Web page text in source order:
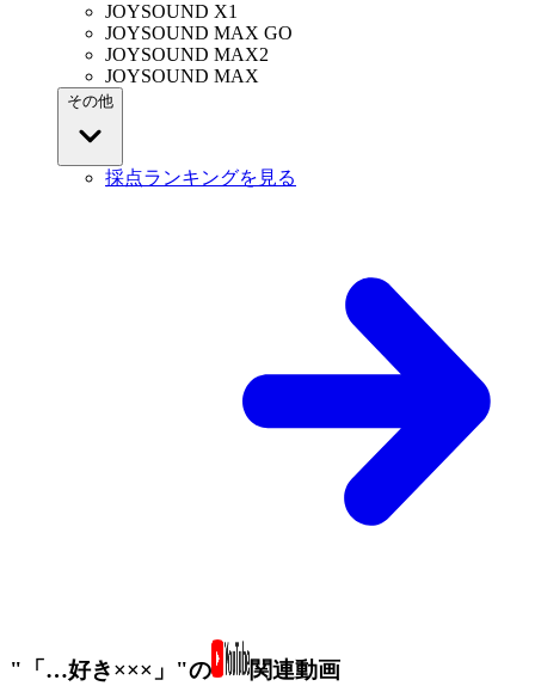
JOYSOUND X1
JOYSOUND MAX GO
JOYSOUND MAX2
JOYSOUND MAX
その他
採点ランキングを見る
"「…好き×××」"の 関連動画